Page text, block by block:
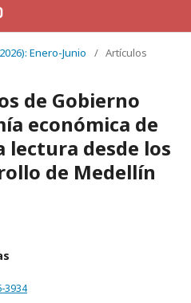
Enero-Junio / Artículos
de Gobierno
económica de
lectura desde los
de Medellín
3934